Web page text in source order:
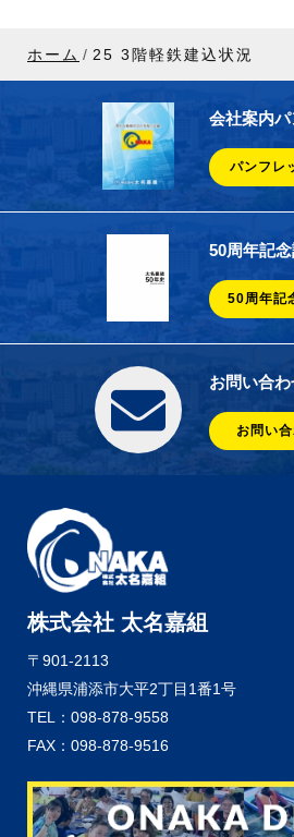
ホーム 25 3階軽鉄建込状況
会社案内パ
パンフレ
50周年記
50周年記
お問い合
お問い
株式会社 太名嘉組
〒901-2113
沖縄県浦添市大平2丁目1番1号
TEL：098-878-9558
FAX：098-878-9516